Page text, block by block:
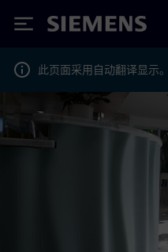
Siemens
此页面采用自动翻译显示。